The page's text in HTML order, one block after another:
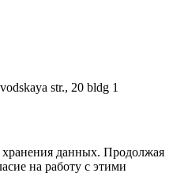
str., 20 bldg 1
хранения данных. Продолжая
на работу с этими